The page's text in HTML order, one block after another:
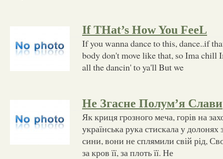
If THat’s How You FeeL
If you wanna dance to this, dance..if
body don't move like that, so Ima chill
all the dancin' to ya'll But we
Не Згасне Полум’я Слави
Як криця грозного меча, горів на
українська рука стискала у
сини, вони не сплямили свій рід,
за кров її, за плоть її. Не